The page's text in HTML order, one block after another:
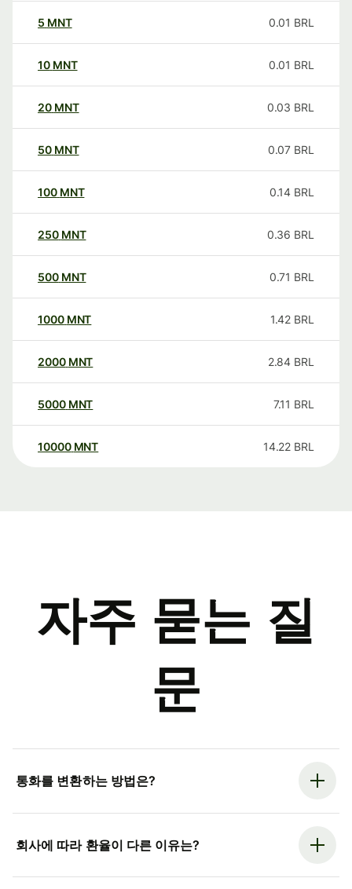
5 MNT 0.01 BRL
10 MNT 0.01 BRL
20 MNT 0.03 BRL
50 MNT 0.07 BRL
100 MNT 0.14 BRL
250 MNT 0.36 BRL
500 MNT 0.71 BRL
1000 MNT 1.42 BRL
2000 MNT 2.84 BRL
5000 MNT 7.11 BRL
10000 MNT 14.22 BRL
자주 묻는 질
문
통화를 변환하는 방법은?
회사에 따라 환율이 다른 이유는?